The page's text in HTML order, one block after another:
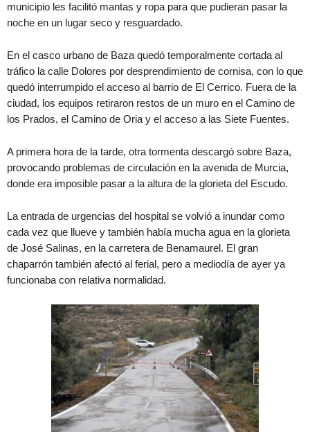
municipio les facilitó mantas y ropa para que pudieran pasar la
noche en un lugar seco y resguardado.
En el casco urbano de Baza quedó temporalmente cortada al
tráfico la calle Dolores por desprendimiento de cornisa, con lo que
quedó interrumpido el acceso al barrio de El Cerrico. Fuera de la
ciudad, los equipos retiraron restos de un muro en el Camino de
los Prados, el Camino de Oria y el acceso a las Siete Fuentes.
A primera hora de la tarde, otra tormenta descargó sobre Baza,
provocando problemas de circulación en la avenida de Murcia,
donde era imposible pasar a la altura de la glorieta del Escudo.
La entrada de urgencias del hospital se volvió a inundar como
cada vez que llueve y también había mucha agua en la glorieta
de José Salinas, en la carretera de Benamaurel. El gran
chaparrón también afectó al ferial, pero a mediodía de ayer ya
funcionaba con relativa normalidad.